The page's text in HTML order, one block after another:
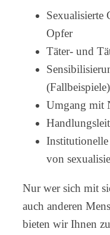
Sexualisierte
Opfer
Täter- und
(Fallbeispiele)
Umgang mit
von
Nur wer sich mit
auch anderen
bieten wir Ihnen